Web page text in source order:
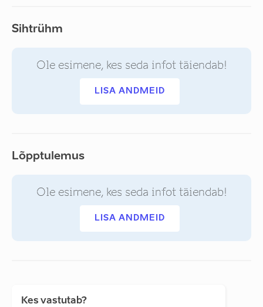
Sihtrühm
Ole esimene, kes seda infot täiendab!
LISA ANDMEID
Lõpptulemus
Ole esimene, kes seda infot täiendab!
LISA ANDMEID
Kes vastutab?